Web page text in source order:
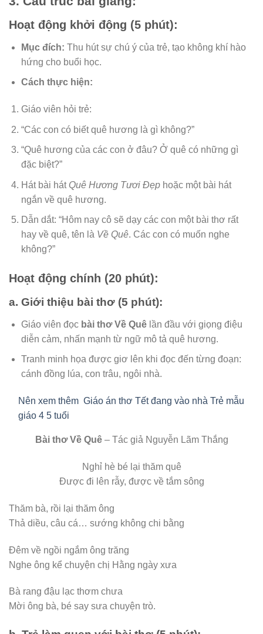
Hoạt động khởi động (5 phút):
Mục đích: Thu hút sự chú ý của trẻ, tạo không khí hào
hứng cho buổi học.
Cách thực hiện:
Giáo viên hỏi trẻ:
“Các con có biết quê hương là gì không?”
“Quê hương của các con ở đâu? Ở quê có những gì
đặc biệt?”
Hát bài hátQuê Hương Tươi Đẹphoặc một bài hát
ngắn về quê hương.
Dẫn dắt: “Hôm nay cô sẽ dạy các con một bài thơ rất
hay về quê, tên là Về Quê. Các con có muốn nghe
không?”
Hoạt động chính (20 phút):
a. Giới thiệu bài thơ (5 phút):
Giáo viên đọc bài thơ Về Quêlần đầu với giọng điệu
diễn cảm, nhấn mạnh từ ngữ mô tả quê hương.
Tranh minh họa được giơ lên khi đọc đến từng đoạn:
cánh đồng lúa, con trâu, ngôi nhà.
Nên xem thêm Giáo án thơ Tết đang vào nhà Trẻ mẫu
giáo 4 5 tuổi
Bài thơ Về Quê– Tác giả Nguyễn Lãm Thắng
Nghỉ hè bé lại thăm quê
Được đi lên rẫy, được về tắm sông
Thăm bà, rồi lại thăm ông
Thả diều, câu cá… sướng không chi bằng
Đêm về ngồi ngắm ông trăng
Nghe ông kể chuyện chị Hằng ngày xưa
Bà rang đậu lạc thơm chưa
Mời ông bà, bé say sưa chuyện trò.